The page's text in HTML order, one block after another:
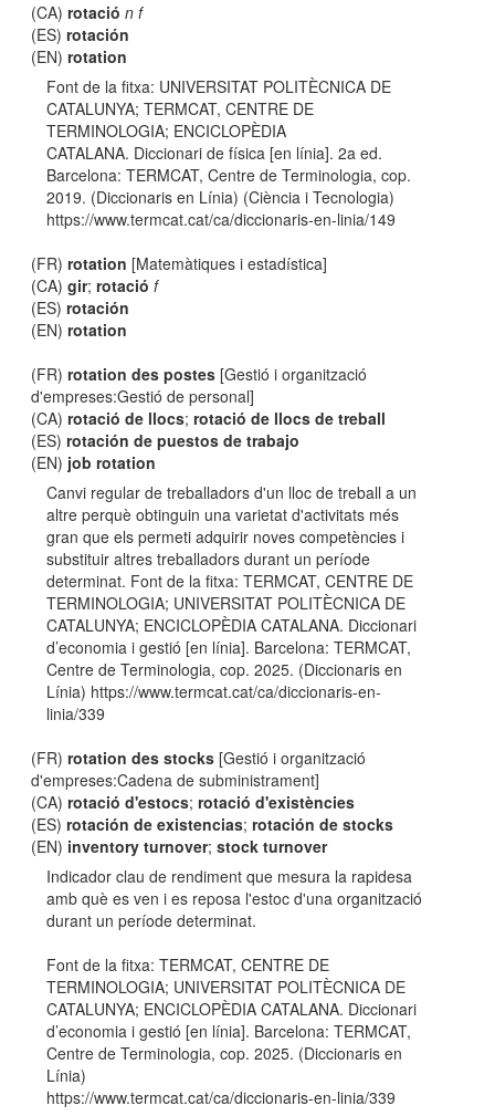
(CA)rotació n f
(ES)rotación
(EN)rotation
Font de la fitxa: UNIVERSITAT POLITÈCNICA DE
CATALUNYA; TERMCAT, CENTRE DE
TERMINOLOGIA; ENCICLOPÈDIA
CATALANA. Diccionari de física [en línia]. 2a ed.
Barcelona: TERMCAT, Centre de Terminologia, cop.
2019. (Diccionaris en Línia) (Ciència i Tecnologia)
https://www.termcat.cat/ca/diccionaris-en-linia/149
(FR)rotation [Matemàtiques i estadística]
(CA)gir;rotació f
(ES)rotación
(EN)rotation
(FR)rotation des postes [Gestió i organització
d'empreses:Gestió de personal]
(CA)rotació de llocs;rotació de llocs de treball
(ES)rotación de puestos de trabajo
(EN) job rotation
Canvi regular de treballadors d'un lloc de treball a un
altre perquè obtinguin una varietat d'activitats més
gran que els permeti adquirir noves competències i
substituir altres treballadors durant un període
determinat. Font de la fitxa: TERMCAT, CENTRE DE
TERMINOLOGIA; UNIVERSITAT POLITÈCNICA DE
CATALUNYA; ENCICLOPÈDIA CATALANA. Diccionari
d’economia i gestió [en línia]. Barcelona: TERMCAT,
Centre de Terminologia, cop. 2025. (Diccionaris en
Línia) https://www.termcat.cat/ca/diccionaris-en-
linia/339
(FR)rotation des stocks [Gestió i organització
d'empreses:Cadena de subministrament]
(CA)rotació d'estocs;rotació d'existències
(ES)rotación de existencias;rotación de stocks
(EN) inventory turnover;stock turnover
Indicador clau de rendiment que mesura la rapidesa
amb què es ven i es reposa l'estoc d'una organització
durant un període determinat.
Font de la fitxa: TERMCAT, CENTRE DE
TERMINOLOGIA; UNIVERSITAT POLITÈCNICA DE
CATALUNYA; ENCICLOPÈDIA CATALANA. Diccionari
d’economia i gestió [en línia]. Barcelona: TERMCAT,
Centre de Terminologia, cop. 2025. (Diccionaris en
Línia)
https://www.termcat.cat/ca/diccionaris-en-linia/339